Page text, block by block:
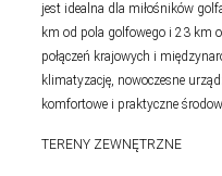
jest idealna dla miłośników
km od pola golfowego i 23 km
połączeń krajowych i
klimatyzację, nowoczesne
komfortowe i praktyczne
TERENY ZEWNĘTRZNE